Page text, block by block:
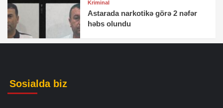
Kriminal
Astarada narkotikə görə 2 nəfər
həbs olundu
Sosialda biz